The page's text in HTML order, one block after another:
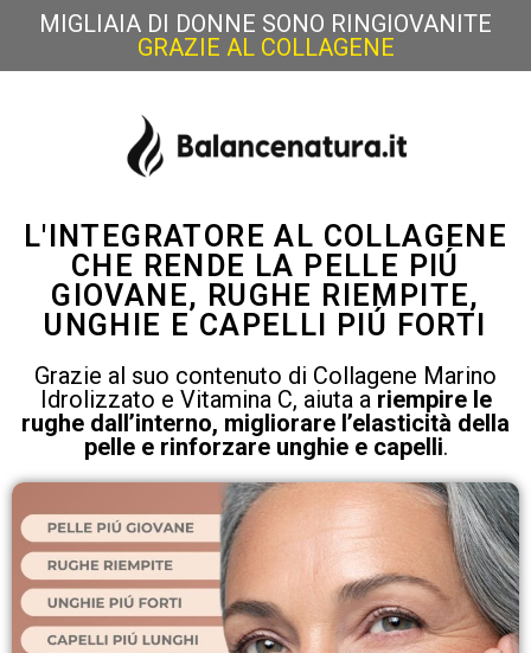
MIGLIAIA DI DONNE SONO RINGIOVANITE
GRAZIE AL COLLAGENE
L'INTEGRATORE AL COLLAGENE
CHE RENDE LA PELLE PIÚ
GIOVANE, RUGHE RIEMPITE,
UNGHIE E CAPELLI PIÚ FORTI
Grazie al suo contenuto di Collagene Marino
Idrolizzato e Vitamina C, aiuta ariempire le
rughe dall’interno, migliorare l’elasticità della
pelle e rinforzare unghie e capelli.